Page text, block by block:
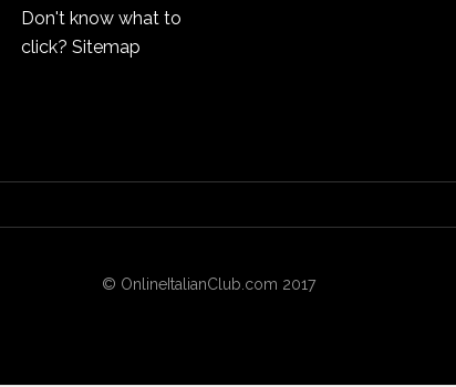
Don't know what to
click? Sitemap
© OnlineItalianClub.com 2017